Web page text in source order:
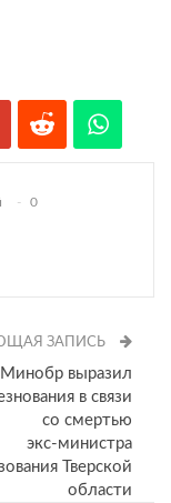
0
ЗАПИСЬ
Минобр выразил
в связи
со смертью
экс‑министра
Тверской
области